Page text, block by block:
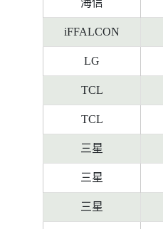
海信
iFFALCON
LG
TCL
TCL
三星
三星
三星